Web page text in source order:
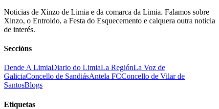
Noticias de Xinzo de Limia e da comarca da Limia. Falamos sobre
Xinzo, o Entroido, a Festa do Esquecemento e calquera outra noticia
de interés.
Seccións
Dende A LimiaDiario do LimiaLa RegiónLa Voz de
GaliciaConcello de SandiásAntela FCConcello de Vilar de
SantosBlogs
Etiquetas